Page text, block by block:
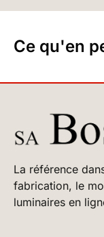
Ce qu'en
La référence
fabrication, le
luminaires en